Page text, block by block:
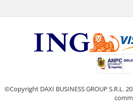
©Copyright DAXI BUSINESS GROUP S.R.L.